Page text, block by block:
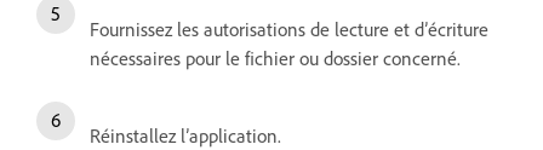
Fournissez les autorisations de lecture et d’écriture
nécessaires pour le fichier ou dossier concerné.
Réinstallez l’application.